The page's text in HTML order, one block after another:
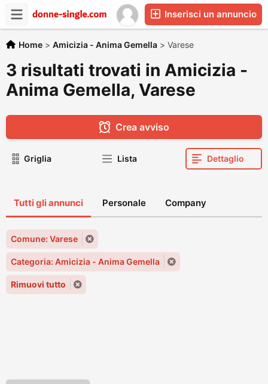
Inserisci un annuncio
Home > Amicizia - Anima Gemella > Varese
3 risultati trovati in Amicizia -
Anima Gemella, Varese
Crea avviso
Griglia Lista Dettaglio
Tutti gli annunci Personale Company
Comune: Varese
Categoria: Amicizia - Anima Gemella
Rimuovi tutto